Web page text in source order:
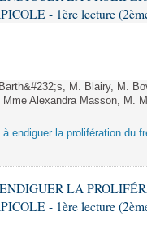
- 1ère lecture
M. Blairy, M.
Alexandra Masson, M.
endiguer la prolifération du
LA
- 1ère lecture